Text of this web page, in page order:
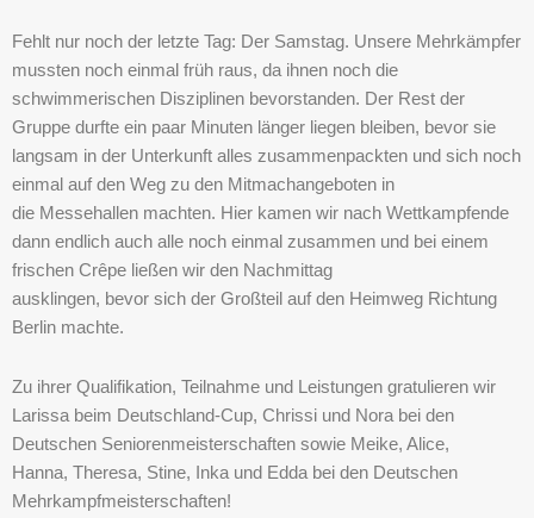
Fehlt nur noch der letzte Tag: Der Samstag. Unsere Mehrkämpfer
mussten noch einmal früh raus, da ihnen noch die
schwimmerischen Disziplinen bevorstanden. Der Rest der
Gruppe durfte ein paar Minuten länger liegen bleiben, bevor sie
langsam in der Unterkunft alles zusammenpackten und sich noch
einmal auf den Weg zu den Mitmachangeboten in
die Messehallen machten. Hier kamen wir nach Wettkampfende
dann endlich auch alle noch einmal zusammen und bei einem
frischen Crêpe ließen wir den Nachmittag
ausklingen, bevor sich der Großteil auf den Heimweg Richtung
Berlin machte.
Zu ihrer Qualifikation, Teilnahme und Leistungen gratulieren wir
Larissa beim Deutschland-Cup, Chrissi und Nora bei den
Deutschen Seniorenmeisterschaften sowie Meike, Alice,
Hanna, Theresa, Stine, Inka und Edda bei den Deutschen
Mehrkampfmeisterschaften!